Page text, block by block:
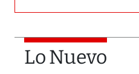
Lo Nuevo